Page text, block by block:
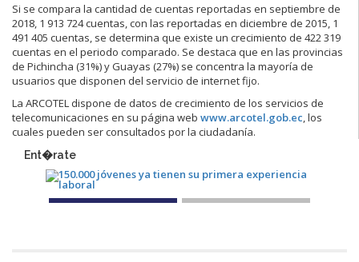
Si se compara la cantidad de cuentas reportadas en septiembre de
2018, 1 913 724 cuentas, con las reportadas en diciembre de 2015, 1
491 405 cuentas, se determina que existe un crecimiento de 422 319
cuentas en el periodo comparado. Se destaca que en las provincias
de Pichincha (31%) y Guayas (27%) se concentra la mayoría de
usuarios que disponen del servicio de internet fijo.
La ARCOTEL dispone de datos de crecimiento de los servicios de
telecomunicaciones en su página web www.arcotel.gob.ec, los
cuales pueden ser consultados por la ciudadanía.
Ent�rate